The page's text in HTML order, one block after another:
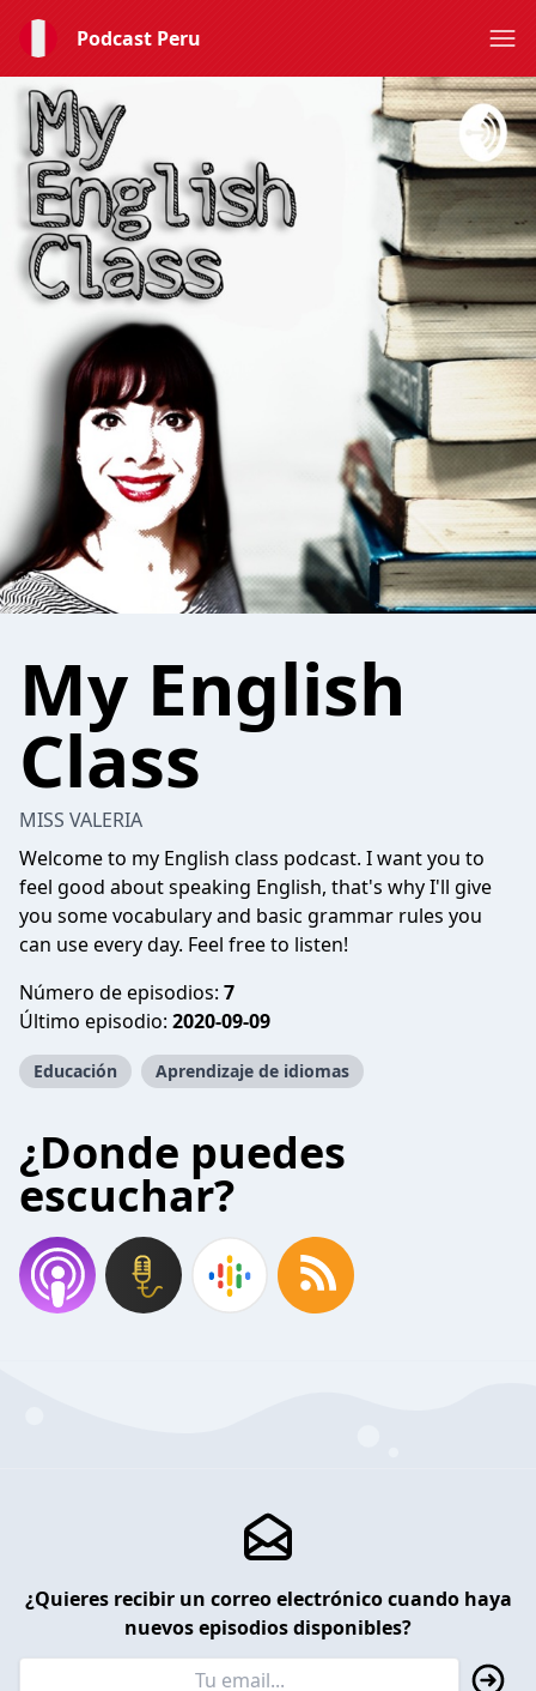
Podcast Peru
My English
Class
MISS VALERIA
Welcome to my English class podcast. I want you to
feel good about speaking English, that's why I'll give
you some vocabulary and basic grammar rules you
can use every day. Feel free to listen!
Número de episodios: 7
Último episodio: 2020-09-09
Educación Aprendizaje de idiomas
¿Donde puedes
escuchar?
¿Quieres recibir un correo electrónico cuando haya
nuevos episodios disponibles?